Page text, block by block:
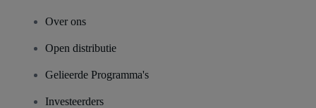
Over ons
Open distributie
Gelieerde Programma's
Investeerders